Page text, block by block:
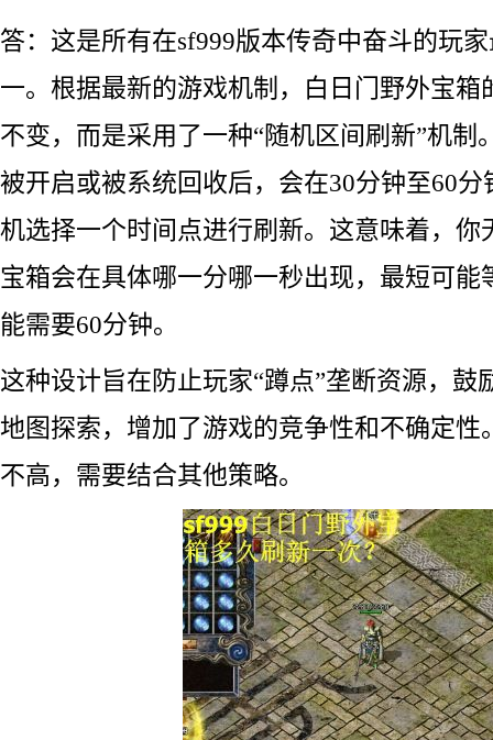
答：这是所有在sf999版本传奇中奋斗的玩
一。根据最新的游戏机制，白日门野外宝箱
不变，而是采用了一种“随机区间刷新”机制
被开启或被系统回收后，会在30分钟至60
机选择一个时间点进行刷新。这意味着，你
宝箱会在具体哪一分哪一秒出现，最短可能
能需要60分钟。
这种设计旨在防止玩家“蹲点”垄断资源，鼓
地图探索，增加了游戏的竞争性和不确定性
不高，需要结合其他策略。